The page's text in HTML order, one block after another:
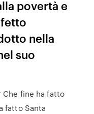
povertà e
nella
suo
Che fine ha fatto
fatto Santa